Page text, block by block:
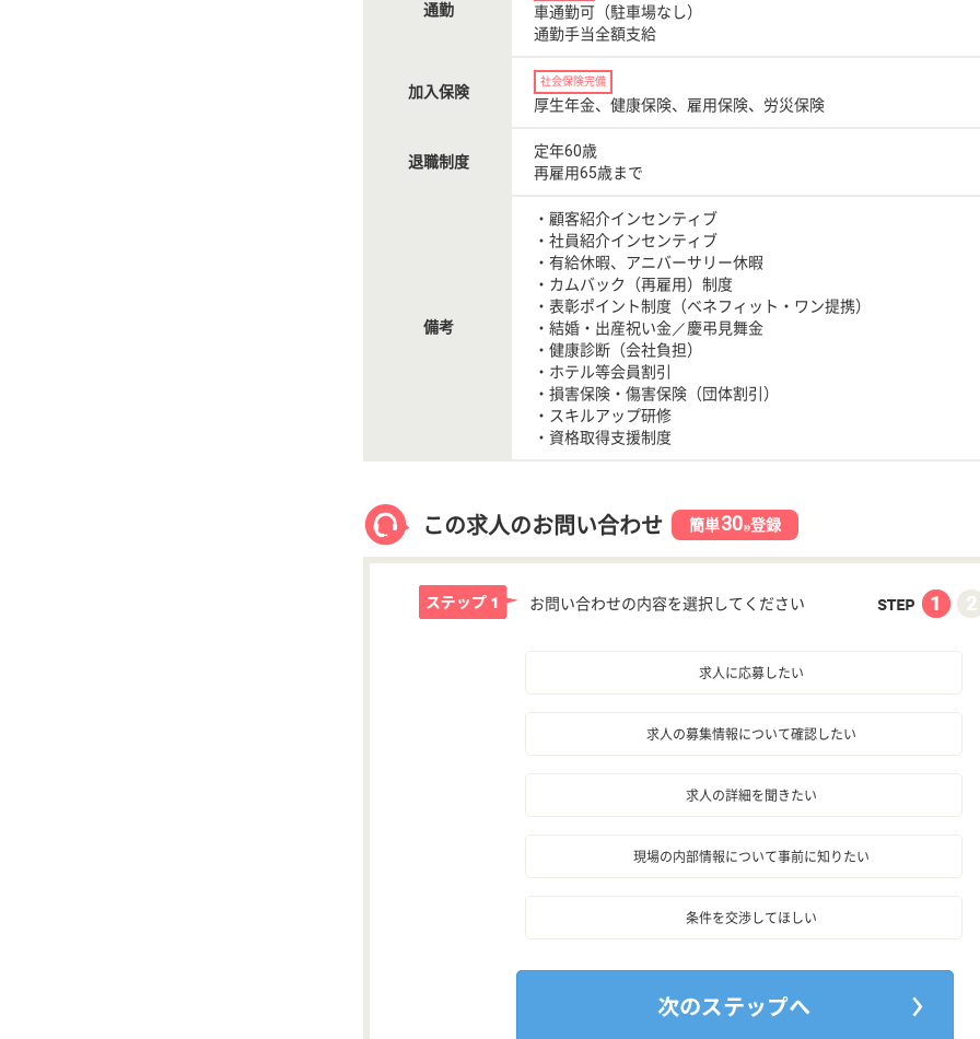
通勤
車通勤可（駐車場なし）
通勤手当全額支給
加入保険
社会保険完備
厚生年金、健康保険、雇用保険、労災保険
退職制度
定年60歳
再雇用65歳まで
備考
・顧客紹介インセンティブ
・社員紹介インセンティブ
・有給休暇、アニバーサリー休暇
・カムバック（再雇用）制度
・表彰ポイント制度（ベネフィット・ワン提携）
・結婚・出産祝い金／慶弔見舞金
・健康診断（会社負担）
・ホテル等会員割引
・損害保険・傷害保険（団体割引）
・スキルアップ研修
・資格取得支援制度
この求人のお問い合わせ 簡単30秒登録
お問い合わせの内容を選択してください
求人に応募したい
求人の募集情報について確認したい
求人の詳細を聞きたい
現場の内部情報について事前に知りたい
条件を交渉してほしい